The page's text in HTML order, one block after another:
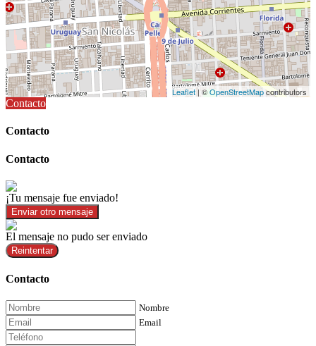
Leaflet | ©OpenStreetMapcontributors
Contacto
Contacto
Contacto
¡Tu mensaje fue enviado!
Enviar otro mensaje
El mensaje no pudo ser enviado
Reintentar
Contacto
Nombre
Email